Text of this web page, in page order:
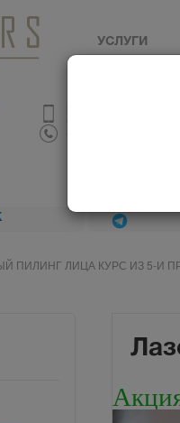
УСЛУГИ
ПИЛИНГ ЛИЦА КУРС ИЗ 5-И